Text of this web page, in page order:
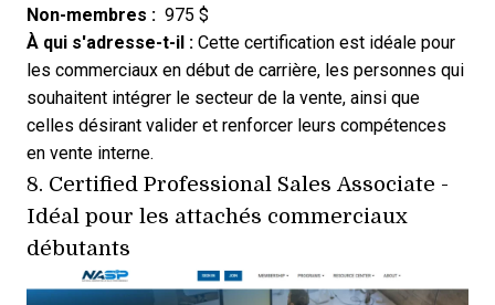
Non-membres : 975 $
À qui s'adresse-t-il : Cette certification est idéale pour
les commerciaux en début de carrière, les personnes qui
souhaitent intégrer le secteur de la vente, ainsi que
celles désirant valider et renforcer leurs compétences
en vente interne.
8. Certified Professional Sales Associate -
Idéal pour les attachés commerciaux
débutants